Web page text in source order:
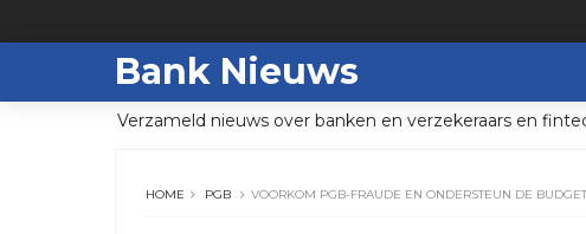
Bank Nieuws
Verzameld nieuws over banken en verzekeraars en
HOME PGB VOORKOM PGB-FRAUDE EN ONDERSTEUN DE